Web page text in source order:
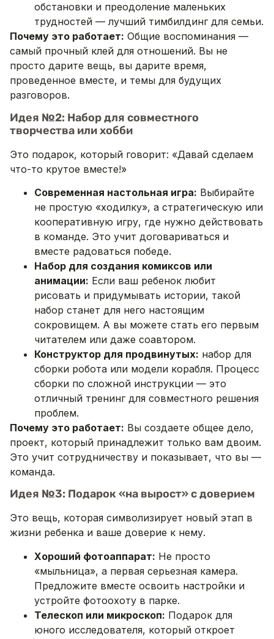
обстановки и преодоление маленьких
трудностей — лучший тимбилдинг для семьи.
Почему это работает: Общие воспоминания —
самый прочный клей для отношений. Вы не
просто дарите вещь, вы дарите время,
проведенное вместе, и темы для будущих
разговоров.
Идея №2: Набор для совместного
творчества или хобби
Это подарок, который говорит: «Давай сделаем
что-то крутое вместе!»
Современная настольная игра: Выбирайте
не простую «ходилку», а стратегическую или
кооперативную игру, где нужно действовать
в команде. Это учит договариваться и
вместе радоваться победе.
Набор для создания комиксов или
анимации: Если ваш ребенок любит
рисовать и придумывать истории, такой
набор станет для него настоящим
сокровищем. А вы можете стать его первым
читателем или даже соавтором.
Конструктор для продвинутых: набор для
сборки робота или модели корабля. Процесс
сборки по сложной инструкции — это
отличный тренинг для совместного решения
проблем.
Почему это работает: Вы создаете общее дело,
проект, который принадлежит только вам двоим.
Это учит сотрудничеству и показывает, что вы —
команда.
Идея №3: Подарок «на вырост» с доверием
Это вещь, которая символизирует новый этап в
жизни ребенка и ваше доверие к нему.
Хороший фотоаппарат: Не просто
«мыльница», а первая серьезная камера.
Предложите вместе освоить настройки и
устройте фотоохоту в парке.
Телескоп или микроскоп: Подарок для
юного исследователя, который откроет